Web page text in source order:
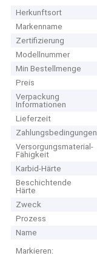
Herkunftsort
Markenname
Zertifizierung
Modellnummer
Min Bestellmenge
Preis
Verpackung
Informationen
Lieferzeit
Zahlungsbedingungen
Versorgungsmaterial-
Fähigkeit
Karbid-Härte
Beschichtende
Härte
Zweck
Prozess
Name
Markieren: